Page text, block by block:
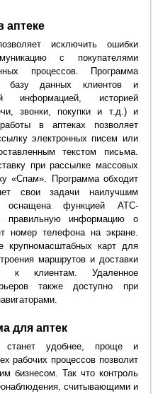
аптеке
исключить ошибки
с покупателями
процессов. Программа
базу данных клиентов и
информацией, историей
звонки, покупки и т.д.) и
в аптеках позволяет
электронных писем или
текстом письма.
при рассылке массовых
«Спам». Программа обходит
свои задачи наилучшим
оснащена функцией АТС-
правильную информацию о
номер телефона на экране.
крупномасштабных карт для
маршрутов и доставки
к клиентам. Удаленное
также доступно при
для аптек
станет удобнее, проще и
рабочих процессов позволит
бизнесом. Так что контроль
считывающими и